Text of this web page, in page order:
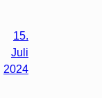
15.
Juli
2024